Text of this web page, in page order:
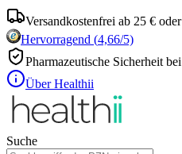
Versandkostenfrei ab 25 €
Hervorragend (4,66/5)
Pharmazeutische Sicherheit
Über Healthii
Suche